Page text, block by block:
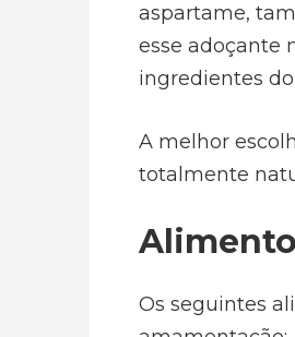
aspartame,
esse adoçante
ingredientes
A melhor
totalmente
Os seguintes